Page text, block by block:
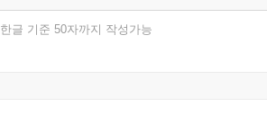
한글 기준 50자까지 작성가능